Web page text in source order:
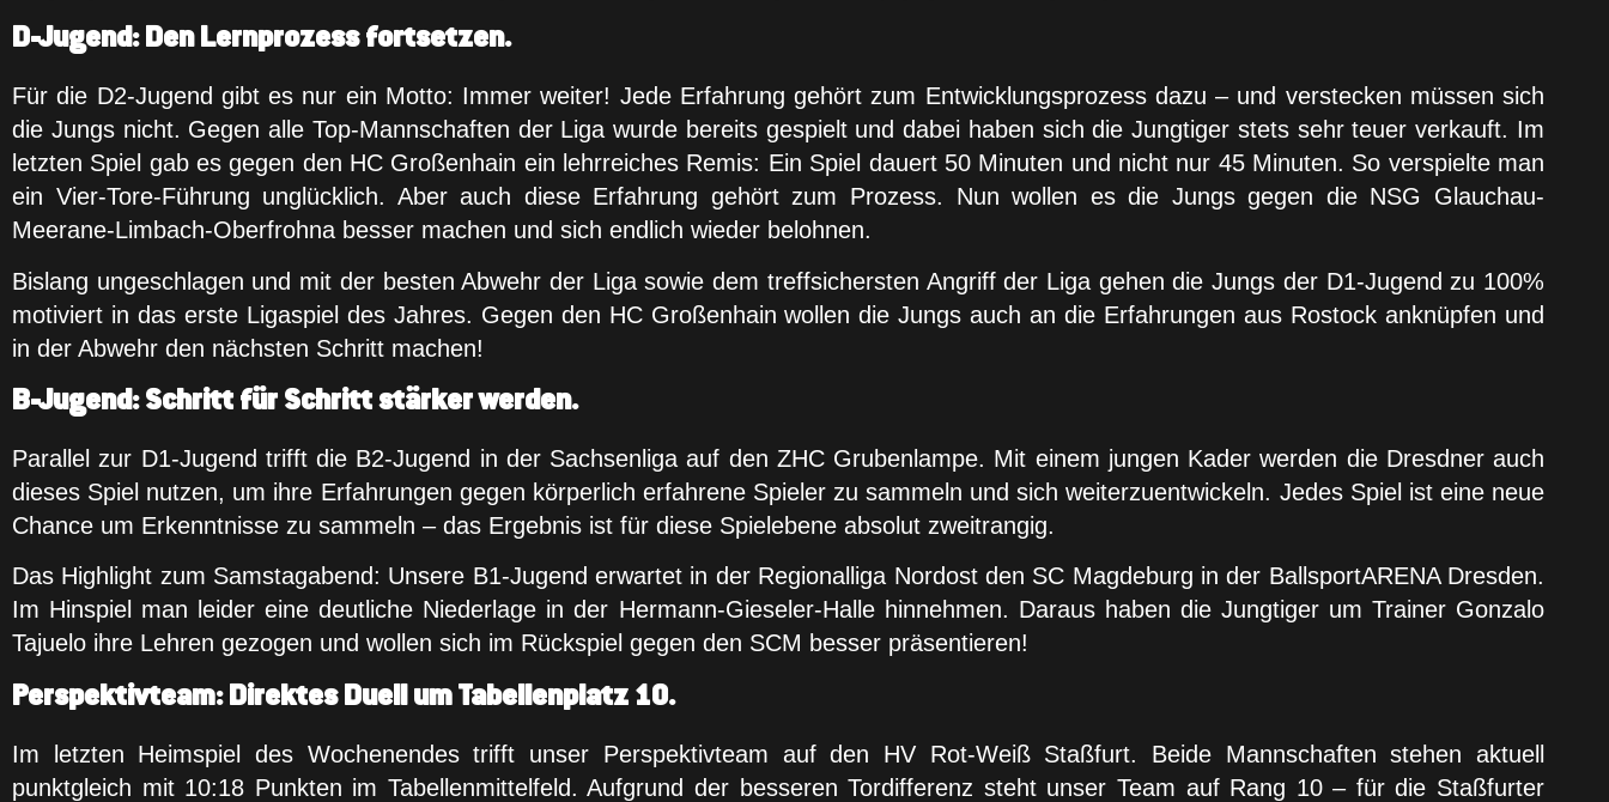
D-Jugend: Den Lernprozess fortsetzen.
Für die D2-Jugend gibt es nur ein Motto: Immer weiter! Jede Erfahrung gehört zum Entwicklungsprozess dazu – und verstecken müssen sich
die Jungs nicht. Gegen alle Top-Mannschaften der Liga wurde bereits gespielt und dabei haben sich die Jungtiger stets sehr teuer verkauft. Im
letzten Spiel gab es gegen den HC Großenhain ein lehrreiches Remis: Ein Spiel dauert 50 Minuten und nicht nur 45 Minuten. So verspielte man
ein Vier-Tore-Führung unglücklich. Aber auch diese Erfahrung gehört zum Prozess. Nun wollen es die Jungs gegen die NSG Glauchau-
Meerane-Limbach-Oberfrohna besser machen und sich endlich wieder belohnen.
Bislang ungeschlagen und mit der besten Abwehr der Liga sowie dem treffsichersten Angriff der Liga gehen die Jungs der D1-Jugend zu 100%
motiviert in das erste Ligaspiel des Jahres. Gegen den HC Großenhain wollen die Jungs auch an die Erfahrungen aus Rostock anknüpfen und
in der Abwehr den nächsten Schritt machen!
B-Jugend: Schritt für Schritt stärker werden.
Parallel zur D1-Jugend trifft die B2-Jugend in der Sachsenliga auf den ZHC Grubenlampe. Mit einem jungen Kader werden die Dresdner auch
dieses Spiel nutzen, um ihre Erfahrungen gegen körperlich erfahrene Spieler zu sammeln und sich weiterzuentwickeln. Jedes Spiel ist eine neue
Chance um Erkenntnisse zu sammeln – das Ergebnis ist für diese Spielebene absolut zweitrangig.
Das Highlight zum Samstagabend: Unsere B1-Jugend erwartet in der Regionalliga Nordost den SC Magdeburg in der BallsportARENA Dresden.
Im Hinspiel man leider eine deutliche Niederlage in der Hermann-Gieseler-Halle hinnehmen. Daraus haben die Jungtiger um Trainer Gonzalo
Tajuelo ihre Lehren gezogen und wollen sich im Rückspiel gegen den SCM besser präsentieren!
Perspektivteam: Direktes Duell um Tabellenplatz 10.
Im letzten Heimspiel des Wochenendes trifft unser Perspektivteam auf den HV Rot-Weiß Staßfurt. Beide Mannschaften stehen aktuell
punktgleich mit 10:18 Punkten im Tabellenmittelfeld. Aufgrund der besseren Tordifferenz steht unser Team auf Rang 10 – für die Staßfurter